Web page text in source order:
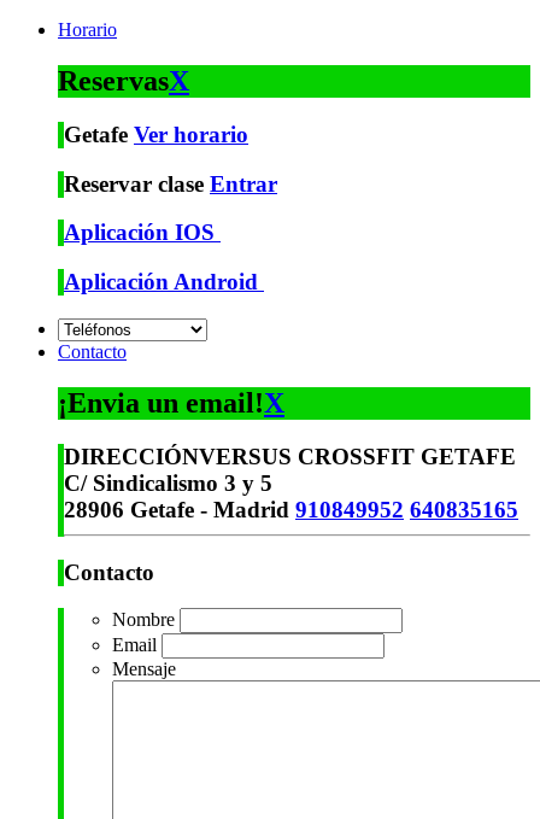
Horario
ReservasX
Getafe Ver horario
Reservar clase Entrar
Aplicación IOS
Aplicación Android
Contacto
¡Envia un email!X
DIRECCIÓNVERSUS CROSSFIT GETAFE
C/ Sindicalismo 3 y 5
28906 Getafe - Madrid 910849952 640835165
Contacto
Nombre
Email
Mensaje